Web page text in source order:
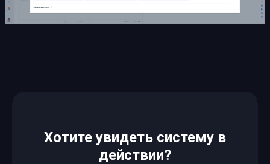
Хотите увидеть систему в
действии?